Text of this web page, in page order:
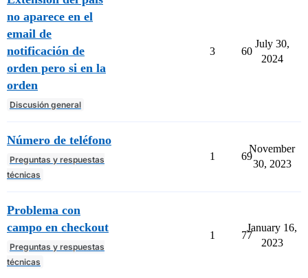
no aparece en el
email de
notificación de
orden pero si en la
orden
Discusión general
3 60
July 30,
2024
Número de teléfono
Preguntas y respuestas
técnicas
1 69
November
30, 2023
Problema con
campo en checkout
Preguntas y respuestas
técnicas
1 77
January 16,
2023